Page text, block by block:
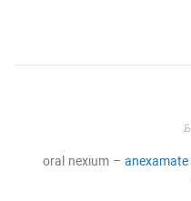
oral nexium – anexamate